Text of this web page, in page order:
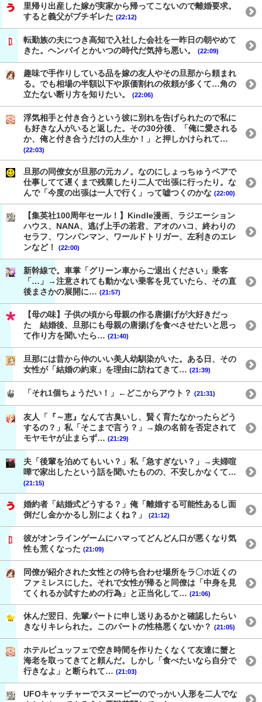
里帰り出産した嫁が実家から帰ってこないので離婚要求。
すると義父がブチギレた (22:12)
転勤族の夫につき高知で入社した会社を一昨日の朝やめて
きた。ヘンパイとかいつの時代だ気持ち悪い。
(22:09)
趣味で手作りしている品を嫁の友人やその旦那から頼まれ
る。でも相場の半額以下や原価割れの依頼が多くて…角の
立たない断り方を知りたい。
(22:06)
浮気相手と付き合うという彼に別れを告げられたので私に
も好きな人がいると返した。その30分後、「俺に愛される
か、俺と付き合うだけの人生か！」と押しかけられて…
(22:03)
旦那の同僚女が旦那の元カノ。なのにしょっちゅうペアで
仕事してて遅くまで残業したり二人で出張に行ったり。な
んで「今度の出張は一人で行く」って嘘つくのかな (22:00)
【集英社100周年セール！】Kindle漫画、ラジエーション
ハウス、NANA、逃げ上手の若君、アオのハコ、終わりの
セラフ、ワンパンマン、ワールドトリガー、左利きのエレ
ンなど！
(22:00)
新幹線で。車掌「グリーン車からご退出ください」乗客
「…」→注意されても動かない乗客を見ていたら、その直
後まさかの展開に… (21:57)
【母の味】子供の頃から母親の作る唐揚げが大好きだっ
た 結婚後、旦那にも母親の唐揚げを食べさせたいと思っ
て作り方を聞いたら… (21:40)
旦那には昔から仲のいい美人幼馴染がいた。ある日、その
女性が「結婚の約束」を理由に訪ねてきて… (21:39)
「それ1個ちょうだい！」←どこからアウト？ (21:31)
友人「『～恵』なんて古臭いし、賢く育たなかったらどう
するの？」私「そこまで言う？」→娘の名前を否定されて
モヤモヤが止まらず… (21:29)
夫「後輩を泊めてもいい？」私「急すぎない？」→夫婦喧
嘩で家出したという話を聞いたものの、不安しかなくて…
(21:15)
婚約者「結婚式どうする？」俺「離婚する可能性あるし面
倒だし金かかるし別によくね？」
(21:12)
彼がオンラインゲームにハマってどんどん口が悪くなり気
性も荒くなった (21:09)
同僚が紹介された女性との待ち合わせ場所をラ〇ホ近くの
ファミレスにした。それで女性が帰ると同僚は「中身を見
てくれるか試すための行為」と正当化して… (21:06)
休んだ翌日、先輩パートに申し送りあるかと確認したらい
きなりキレられた。このパートの性格悪くないか？ (21:05)
ホテルビュッフェで空き時間を作りたくなくて友達に蟹と
海老を取ってきてと頼んだ。しかし「食べたいなら自分で
行きなよ」と断られて… (21:03)
UFOキャッチャーでスヌーピーのでっかい人形を二人でな